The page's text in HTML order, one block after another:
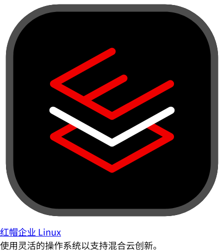
红帽企业 Linux
使用灵活的操作系统以支持混合云创新。